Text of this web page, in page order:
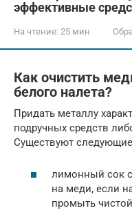
эффективные
На чтение: 25 мин
Как очистить
белого налета?
Придать металлу
подручных средств
Существуют
лимонный сок
на меди, если
промыть